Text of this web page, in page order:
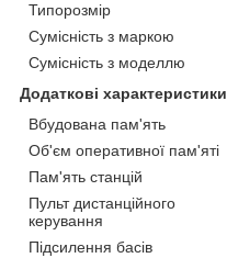
Типорозмір
Сумісність з маркою
Сумісність з моделлю
Додаткові характеристики
Вбудована пам'ять
Об'єм оперативної пам'яті
Пам'ять станцій
Пульт дистанційного
керування
Підсилення басів